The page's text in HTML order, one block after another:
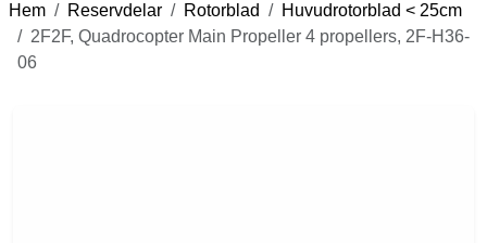
Hem Reservdelar Rotorblad
Huvudrotorblad < 25cm
2F2F, Quadrocopter Main Propeller 4 propellers, 2F-H36-
06